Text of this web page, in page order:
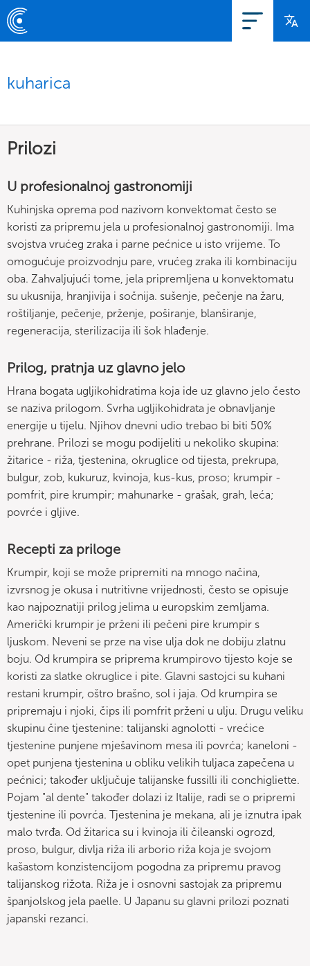
kuharica
Prilozi
U profesionalnoj gastronomiji
Kuhinjska oprema pod nazivom konvektomat često se
koristi za pripremu jela u profesionalnoj gastronomiji. Ima
svojstva vrućeg zraka i parne pećnice u isto vrijeme. To
omogućuje proizvodnju pare, vrućeg zraka ili kombinaciju
oba. Zahvaljujući tome, jela pripremljena u konvektomatu
su ukusnija, hranjivija i sočnija. sušenje, pečenje na žaru,
roštiljanje, pečenje, prženje, poširanje, blanširanje,
regeneracija, sterilizacija ili šok hlađenje.
Prilog, pratnja uz glavno jelo
Hrana bogata ugljikohidratima koja ide uz glavno jelo često
se naziva prilogom. Svrha ugljikohidrata je obnavljanje
energije u tijelu. Njihov dnevni udio trebao bi biti 50%
prehrane. Prilozi se mogu podijeliti u nekoliko skupina:
žitarice - riža, tjestenina, okruglice od tijesta, prekrupa,
bulgur, zob, kukuruz, kvinoja, kus-kus, proso; krumpir -
pomfrit, pire krumpir; mahunarke - grašak, grah, leća;
povrće i gljive.
Recepti za priloge
Krumpir, koji se može pripremiti na mnogo načina,
izvrsnog je okusa i nutritivne vrijednosti, često se opisuje
kao najpoznatiji prilog jelima u europskim zemljama.
Američki krumpir je prženi ili pečeni pire krumpir s
ljuskom. Neveni se prze na vise ulja dok ne dobiju zlatnu
boju. Od krumpira se priprema krumpirovo tijesto koje se
koristi za slatke okruglice i pite. Glavni sastojci su kuhani
restani krumpir, oštro brašno, sol i jaja. Od krumpira se
pripremaju i njoki, čips ili pomfrit prženi u ulju. Drugu veliku
skupinu čine tjestenine: talijanski agnolotti - vrećice
tjestenine punjene mješavinom mesa ili povrća; kaneloni -
opet punjena tjestenina u obliku velikih tuljaca zapečena u
pećnici; također uključuje talijanske fussilli ili conchigliette.
Pojam "al dente" također dolazi iz Italije, radi se o pripremi
tjestenine ili povrća. Tjestenina je mekana, ali je iznutra ipak
malo tvrđa. Od žitarica su i kvinoja ili čileanski ogrozd,
proso, bulgur, divlja riža ili arborio riža koja je svojom
kašastom konzistencijom pogodna za pripremu pravog
talijanskog rižota. Riža je i osnovni sastojak za pripremu
španjolskog jela paelle. U Japanu su glavni prilozi poznati
japanski rezanci.